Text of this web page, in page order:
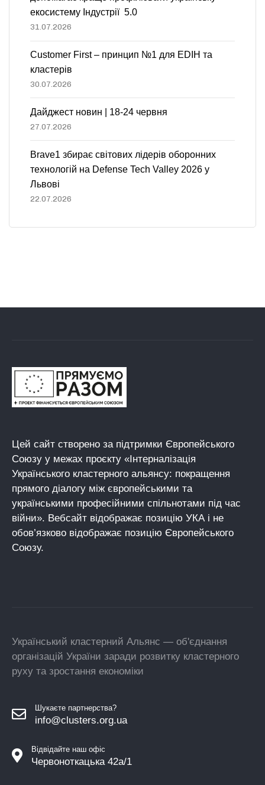
екосистему Індустрії 5.0
31.07.2026
Customer First – принцип №1 для EDIH та
кластерів
30.07.2026
Дайджест новин | 18-24 червня
27.07.2026
Brave1 збирає світових лідерів оборонних
технологій на Defense Tech Valley 2026 у
Львові
22.07.2026
Цей сайт створено за підтримки Європейського
Союзу у межах проєкту «Інтерналізація
Українського кластерного альянсу: покращення
прямого діалогу між європейськими та
українськими професійними спільнотами під час
війни». Вебсайт відображає позицію УКА і не
обов’язково відображає позицію Європейського
Союзу.
Український кластерний Альянс — об'єднання
організацій України заради розвитку кластерного
руху та зростання економіки
Шукаєте партнерства?
info@clusters.org.ua
Відвідайте наш офіс
Червоноткацька 42а/1